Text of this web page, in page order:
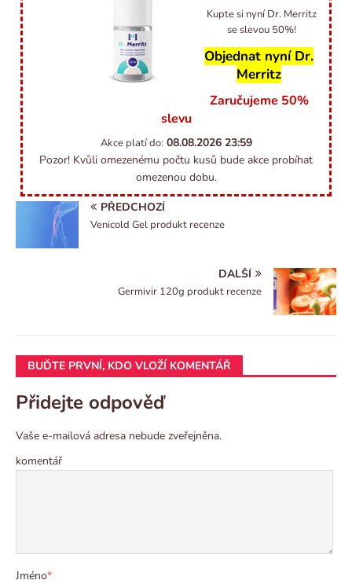
Kupte si nyní Dr. Merritz
se slevou 50%!
Objednat nyní Dr.
Merritz
Zaručujeme 50%
slevu
Akce platí do: 08.08.2026 23:59
Pozor! Kvůli omezenému počtu kusů bude akce probíhat
omezenou dobu.
PŘEDCHOZÍ
Venicold Gel produkt recenze
DALŠÍ
Germivir 120g produkt recenze
BUĎTE PRVNÍ, KDO VLOŽÍ KOMENTÁŘ
Přidejte odpověď
Vaše e-mailová adresa nebude zveřejněna.
komentář
Jméno*